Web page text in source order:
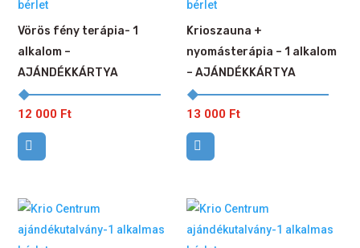
Vörös fény terápia- 1
alkalom –
AJÁNDÉKKÁRTYA
12 000 Ft
Krioszauna +
nyomásterápia – 1 alkalom
– AJÁNDÉKKÁRTYA
13 000 Ft